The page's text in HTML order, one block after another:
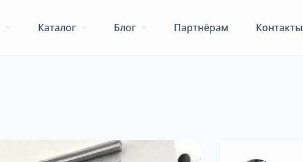
Каталог Блог Партнёрам Контакты